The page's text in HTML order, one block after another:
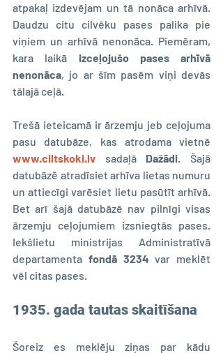
atpakaļ izdevējam un tā nonāca arhīvā.
Daudzu citu cilvēku pases palika pie
viņiem un arhīvā nenonāca. Piemēram,
kara laikā izceļojušo pases arhīvā
nenonāca, jo ar šīm pasēm viņi devās
tālajā ceļā.
Trešā ieteicamā ir ārzemju jeb ceļojuma
www.ciltskoki.lv sadaļā Dažādi. Šajā
datubāzē atradīsiet arhīva lietas numuru
un attiecīgi varēsiet lietu pasūtīt arhīvā.
Bet arī šajā datubāzē nav pilnīgi visas
ārzemju ceļojumiem izsniegtās pases.
Iekšlietu ministrijas Administratīvā
departamenta fondā 3234 var meklēt
vēl citas pases.
1935. gada tautas skaitīšana
Šoreiz es meklēju ziņas par kādu